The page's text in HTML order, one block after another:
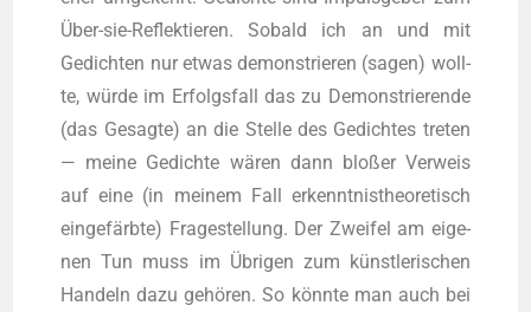
Über-sie-Reflek­tie­ren. Sobald ich an und mit
Gedich­ten nur etwas demons­trie­ren (sagen) woll­
te, wür­de im Erfolgs­fall das zu Demons­trie­ren­de
(das Gesag­te) an die Stel­le des Gedich­tes tre­ten
— mei­ne Gedich­te wären dann blo­ßer Ver­weis
auf eine (in mei­nem Fall erkennt­nis­theo­re­tisch
ein­ge­färb­te) Fra­ge­stel­lung. Der Zwei­fel am eige­
nen Tun muss im Übri­gen zum künst­le­ri­schen
Han­deln dazu gehö­ren. So könn­te man auch bei